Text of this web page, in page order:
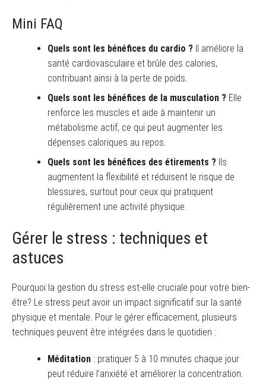
Mini FAQ
Quels sont les bénéfices du cardio ? Il améliore la
santé cardiovasculaire et brûle des calories,
contribuant ainsi à la perte de poids.
Quels sont les bénéfices de la musculation ? Elle
renforce les muscles et aide à maintenir un
métabolisme actif, ce qui peut augmenter les
dépenses caloriques au repos.
Quels sont les bénéfices des étirements ? Ils
augmentent la flexibilité et réduisent le risque de
blessures, surtout pour ceux qui pratiquent
régulièrement une activité physique.
Gérer le stress : techniques et
astuces
Pourquoi la gestion du stress est-elle cruciale pour votre bien-
être? Le stress peut avoir un impact significatif sur la santé
physique et mentale. Pour le gérer efficacement, plusieurs
techniques peuvent être intégrées dans le quotidien :
Méditation : pratiquer 5 à 10 minutes chaque jour
peut réduire l’anxiété et améliorer la concentration.